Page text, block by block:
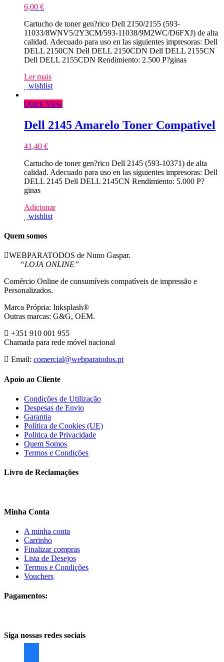
6,00 €
Cartucho de toner gen?rico Dell 2150/2155 (593-
11033/8WNV5/2Y3CM/593-11038/9M2WC/D6FXJ) de alta
calidad. Adecuado para uso en las siguientes impresoras: Dell
DELL 2150CN Dell DELL 2150CDN Dell DELL 2155CN
Dell DELL 2155CDN Rendimiento: 2.500 P?ginas
Ler mais
wishlist
Quick View
Dell 2145 Amarelo Toner Compativel
41,40 €
Cartucho de toner gen?rico Dell 2145 (593-10371) de alta
calidad. Adecuado para uso en las siguientes impresoras: Dell
DELL 2145 Dell DELL 2145CN Rendimiento: 5.000 P?
ginas
Adicionar
wishlist
Quem somos
WEBPARATODOS de Nuno Gaspar.
“LOJA ONLINE”
Comércio Online de consumíveis compatíveis de impressão e
Personalizados.
Marca Própria: Inksplash®
Outras marcas: G&G, OEM.
+351 910 001 955
Chamada para rede móvel nacional
Email: comercial@webparatodos.pt
Apoio ao Cliente
Condições de Utilização
Despesas de Envio
Garantia
Política de Cookies (UE)
Politica de Privacidade
Quem Somos
Termos e Condições
Livro de Reclamações
Minha Conta
A minha conta
Carrinho
Finalizar compras
Lista de Desejos
Termos e Condições
Vouchers
Pagamentos:
Siga nossas redes sociais